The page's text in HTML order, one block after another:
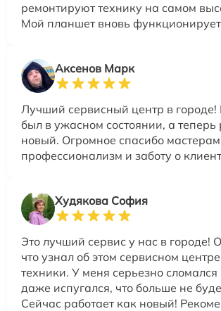
ремонтируют технику на самом
Мой планшет вновь
Аксенов Марк
Лучший сервисный центр в
был в ужасном состоянии, а теперь
новый. Огромное спасибо
профессионализм и заботу о
Худякова София
Это лучший сервис у нас в городе!
что узнал об этом сервисном
техники. У меня серьезно
даже испугался, что больше не
Сейчас работает как новый!